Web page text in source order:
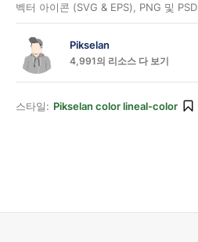
벡터 아이콘 (SVG & EPS), PNG 및 PSD
Pikselan
4,991의 리소스 다 보기
스타일: Pikselan color lineal-color